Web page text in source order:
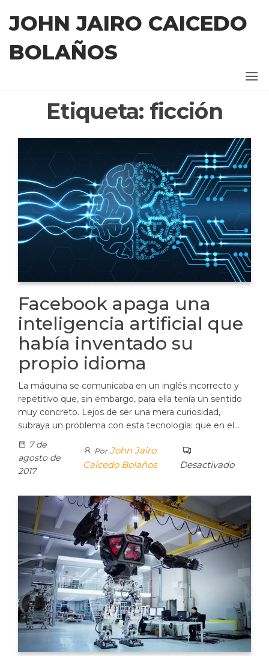
JOHN JAIRO CAICEDO
BOLAÑOS
Etiqueta: ficción
Facebook apaga una
inteligencia artificial que
había inventado su
propio idioma
La máquina se comunicaba en un inglés incorrecto y
repetitivo que, sin embargo, para ella tenía un sentido
muy concreto. Lejos de ser una mera curiosidad,
subraya un problema con esta tecnología: que en el…
7 de
agosto de
2017
Por John Jairo
Caicedo Bolaños
Desactivado